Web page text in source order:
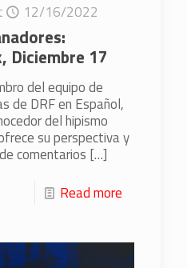
12/16/2022
Diciembre 17
del equipo de
de DRF en Español,
del hipismo
su perspectiva y
comentarios […]
Read more